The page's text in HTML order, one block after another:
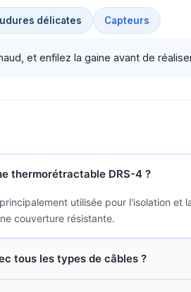
délicates Capteurs
et enfilez la gaine avant de
thermorétractable DRS-4 ?
utilisée pour l'isolation
couverture résistante.
tous les types de câbles ?